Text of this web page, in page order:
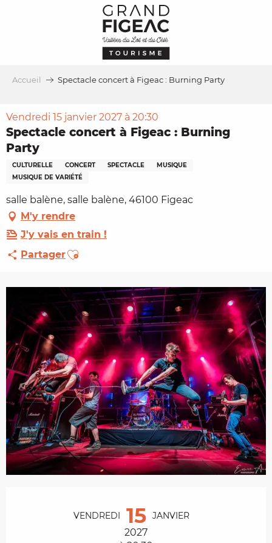
Accueil Spectacle concert à Figeac : Burning Party
Vendredi 15 janvier 2027 à 20:30
Spectacle concert à Figeac : Burning
Party
CULTURELLE CONCERT SPECTACLE
MUSIQUE
MUSIQUE DE VARIÉTÉ
salle balène, salle balène, 46100 Figeac
M'y rendre
J'y vais en train !
PartagerAjouter aux favoris
VENDREDI 15 JANVIER
2027